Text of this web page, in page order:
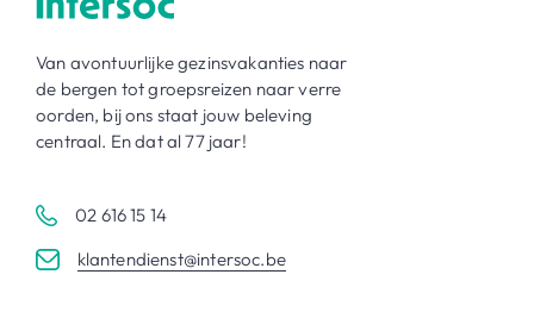
Van avontuurlijke gezinsvakanties naar
de bergen tot groepsreizen naar verre
oorden, bij ons staat jouw beleving
centraal. En dat al 77 jaar!
02 616 15 14
klantendienst@intersoc.be